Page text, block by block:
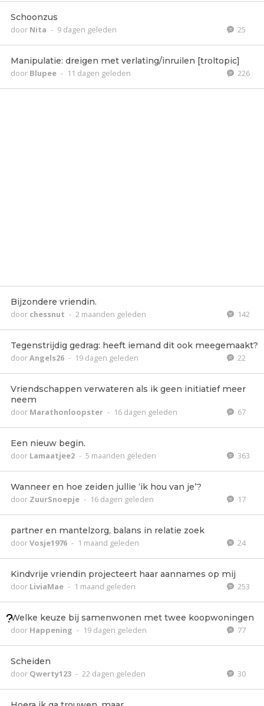
Schoonzus
door Nita - 9 dagen geleden 25
Manipulatie: dreigen met verlating/inruilen [troltopic]
door Blupee - 11 dagen geleden 226
Bijzondere vriendin.
door chessnut - 2 maanden geleden 142
Tegenstrijdig gedrag: heeft iemand dit ook meegemaakt?
doorAngels26 - 19 dagen geleden 22
Vriendschappen verwateren als ik geen initiatief meer
neem
door Marathonloopster - 16 dagen geleden 67
Een nieuw begin.
door Lamaatjee2 - 5 maanden geleden 363
Wanneer en hoe zeiden jullie ‘ik hou van je’?
door ZuurSnoepje - 16 dagen geleden 17
partner en mantelzorg, balans in relatie zoek
doorVosje1976 - 1 maand geleden 24
Kindvrije vriendin projecteert haar aannames op mij
door LiviaMae - 1 maand geleden 253
Welke keuze bij samenwonen met twee koopwoningen
door Happening - 19 dagen geleden 77
Scheiden
door Qwerty123 - 22 dagen geleden 30